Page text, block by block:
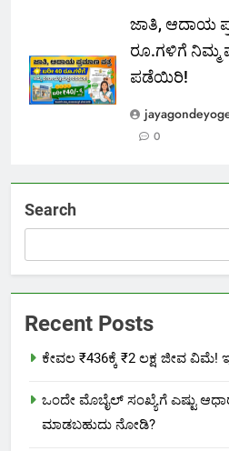
ಜಾತಿ, ಆದಾಯ
ರೂ.ಗಳಿಗೆ ನಿಮ್ಮ
ಪಡೆಯಿರಿ!
0
Search
Recent Posts
ಕೇವಲ ₹436ಕ್ಕೆ ₹2 ಲಕ್ಷ ಜೀವ
ಒಂದೇ ಮೊಬೈಲ್ ಸಂಖ್ಯೆಗೆ ಎಷ್ಟು
ಮಾಡಬಹುದು ನೋಡಿ?